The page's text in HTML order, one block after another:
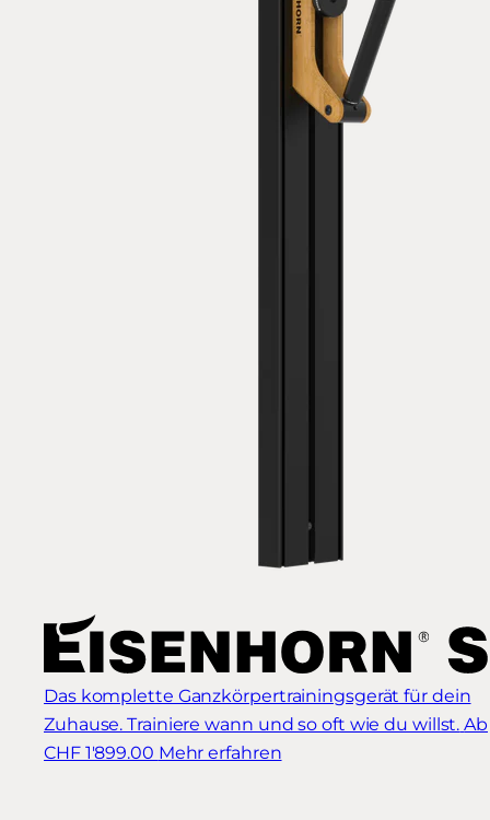
Das komplette Ganzkörpertrainingsgerät für dein
Zuhause. Trainiere wann und so oft wie du willst. Ab
CHF 1'899.00 Mehr erfahren